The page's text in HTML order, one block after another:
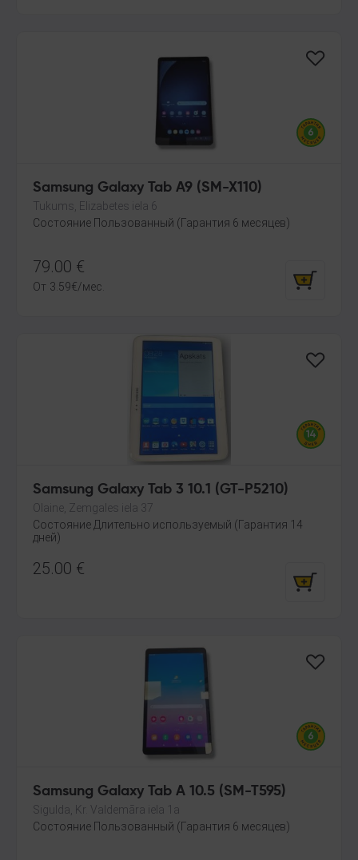
Samsung Galaxy Tab A9 (SM-X110)
Tukums, Elizabetes iela 6
Состояние Пользованный (Гарантия 6 месяцев)
79.00 €
От 3.59€/мес.
Samsung Galaxy Tab 3 10.1 (GT-P5210)
Olaine, Zemgales iela 37
Состояние Длительно используемый (Гарантия 14
дней)
25.00 €
Samsung Galaxy Tab A 10.5 (SM-T595)
Sigulda, Kr. Valdemāra iela 1a
Состояние Пользованный (Гарантия 6 месяцев)